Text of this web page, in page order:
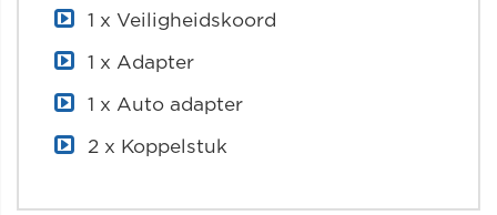
1 x Veiligheidskoord
1 x Adapter
1 x Auto adapter
2 x Koppelstuk